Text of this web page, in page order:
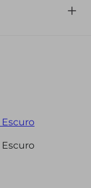
Escuro